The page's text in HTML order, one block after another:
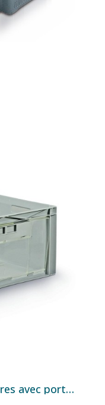
Bac gerbable Allibert 56 litres avec porte grand côté